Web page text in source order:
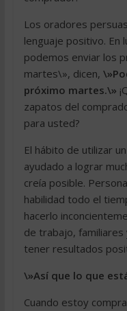
Los oradores
lenguaje positivo. En
podemos enviar los
martes\», dicen,
próximo martes.\»
zapatos del
para usted?
El hábito de utilizar
ayudado a lograr
creía posible.
habilidad todo el
hacerlo
de trabajo, familiares
tener resultados
\»Así que lo que
Cuando estoy